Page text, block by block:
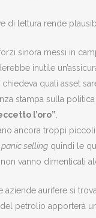
di lettura rende
sinora messi in
inutile
chiedeva quali asset
stampa sulla politica
l’oro”
ancora troppi
panic selling quindi le
non vanno dimenticati
aziende aurifere si
petrolio apporterà